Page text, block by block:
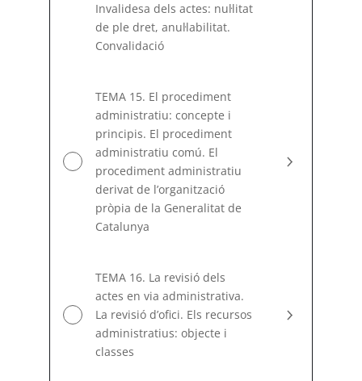
Invalidesa dels actes: nuŀlitat
de ple dret, anuŀlabilitat.
Convalidació
TEMA 15. El procediment
administratiu: concepte i
principis. El procediment
administratiu comú. El
procediment administratiu
derivat de l’organització
pròpia de la Generalitat de
Catalunya
TEMA 16. La revisió dels
actes en via administrativa.
La revisió d’ofici. Els recursos
administratius: objecte i
classes